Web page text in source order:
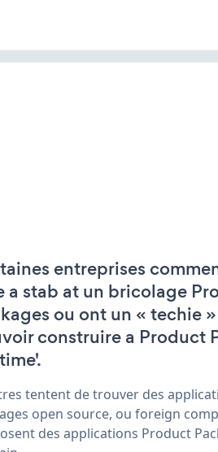
entreprises
a stab at un bricolage
ou ont un « techie
construire a Product
tentent de trouver des
open source, ou foreign
des applications Product